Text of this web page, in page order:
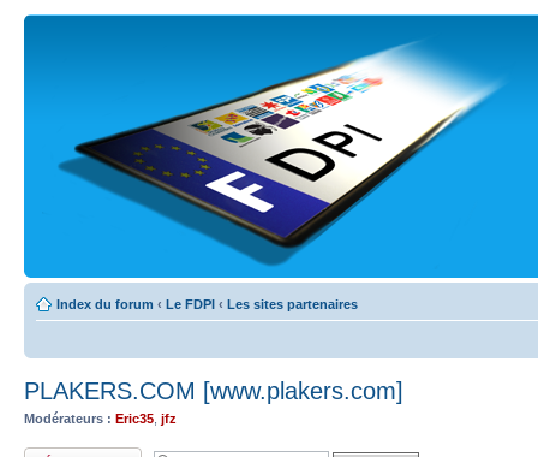
Index du forum ‹ Le FDPI ‹ Les sites partenaires
PLAKERS.COM [www.plakers.com]
Modérateurs : Eric35 jfz
Publier une réponse